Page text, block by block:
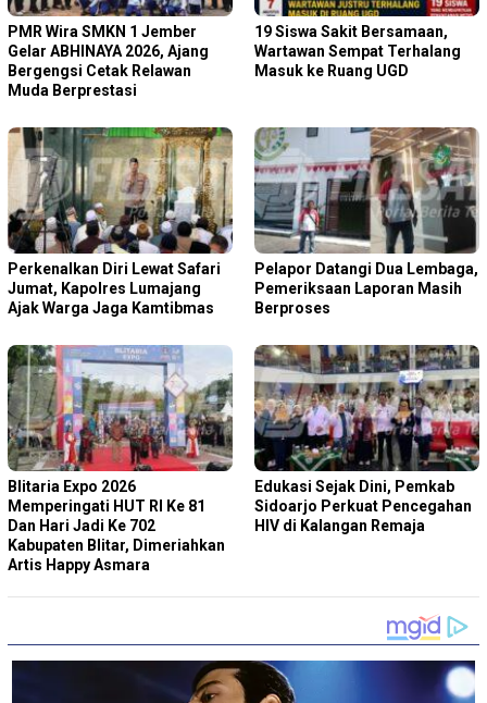
PMR Wira SMKN 1 Jember
Gelar ABHINAYA 2026, Ajang
Bergengsi Cetak Relawan
Muda Berprestasi
19 Siswa Sakit Bersamaan,
Wartawan Sempat Terhalang
Masuk ke Ruang UGD
Perkenalkan Diri Lewat Safari
Jumat, Kapolres Lumajang
Ajak Warga Jaga Kamtibmas
Pelapor Datangi Dua Lembaga,
Pemeriksaan Laporan Masih
Berproses
Blitaria Expo 2026
Memperingati HUT RI Ke 81
Dan Hari Jadi Ke 702
Kabupaten Blitar, Dimeriahkan
Artis Happy Asmara
Edukasi Sejak Dini, Pemkab
Sidoarjo Perkuat Pencegahan
HIV di Kalangan Remaja